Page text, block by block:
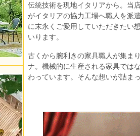
伝統技術を現地イタリアから。当
がイタリアの協力工場へ職人を派
に末永くご愛用していただきたい
いります。
古くから腕利きの家具職人が集ま
ナ。機械的に生産される家具では
わっています。そんな想いが詰ま